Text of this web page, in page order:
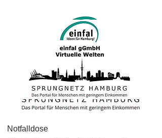
Notfalldose